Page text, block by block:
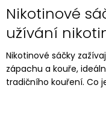
Nikotinové
užívání
Nikotinové sáčky
zápachu a kouře,
tradičního kouření. Co